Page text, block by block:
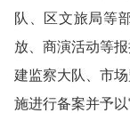
队、区文旅局等
放、商演活动等
建监察大队、市
施进行备案并予